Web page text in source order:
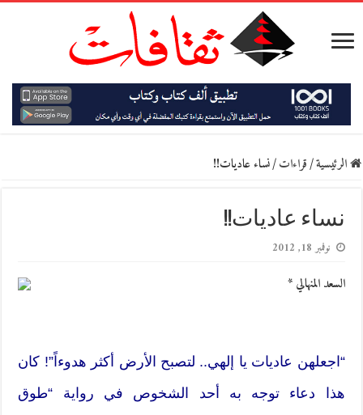
الرئيسية/قراءات/نساء عاديات!!
نساء عاديات!!
نوفمبر 18, 2012
السعد المنهالي *
“اجعلهن عاديات يا إلهي.. لتصبح الأرض أكثر هدوءاً”! كان
هذا دعاء توجه به أحد الشخوص في رواية “طوق